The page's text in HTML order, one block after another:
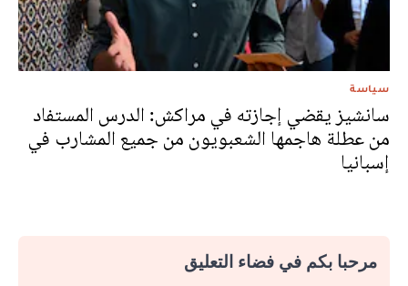
سياسة
سانشيز يقضي إجازته في مراكش: الدرس المستفاد
من عطلة هاجمها الشعبويون من جميع المشارب في
إسبانيا
مرحبا بكم في فضاء التعليق